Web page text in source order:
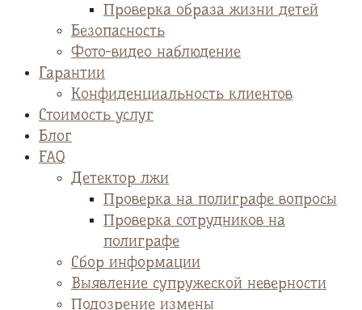
Проверка образа жизни детей
Безопасность
Фото-видео наблюдение
Гарантии
Конфиденциальность клиентов
Стоимость услуг
Блог
FAQ
Детектор лжи
Проверка на полиграфе вопросы
Проверка сотрудников на
полиграфе
Сбор информации
Выявление супружеской неверности
Подозрение измены